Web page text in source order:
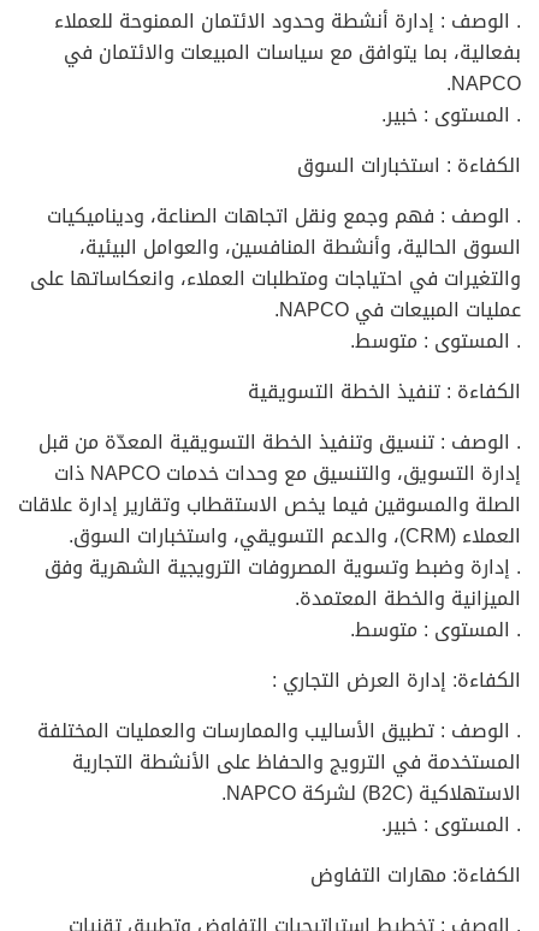
. الوصف : إدارة أنشطة وحدود الائتمان الممنوحة للعملاء
بفعالية، بما يتوافق مع سياسات المبيعات والائتمان في
NAPCO.
. المستوى : خبير.
الكفاءة : استخبارات السوق
. الوصف : فهم وجمع ونقل اتجاهات الصناعة، وديناميكيات
السوق الحالية، وأنشطة المنافسين، والعوامل البيئية،
والتغيرات في احتياجات ومتطلبات العملاء، وانعكاساتها على
عمليات المبيعات في NAPCO.
. المستوى : متوسط.
الكفاءة : تنفيذ الخطة التسويقية
. الوصف : تنسيق وتنفيذ الخطة التسويقية المعدّة من قبل
إدارة التسويق، والتنسيق مع وحدات خدمات NAPCO ذات
الصلة والمسوقين فيما يخص الاستقطاب وتقارير إدارة علاقات
العملاء (CRM)، والدعم التسويقي، واستخبارات السوق.
. إدارة وضبط وتسوية المصروفات الترويجية الشهرية وفق
الميزانية والخطة المعتمدة.
. المستوى : متوسط.
الكفاءة: إدارة العرض التجاري :
. الوصف : تطبيق الأساليب والممارسات والعمليات المختلفة
المستخدمة في الترويج والحفاظ على الأنشطة التجارية
الاستهلاكية (B2C) لشركة NAPCO.
. المستوى : خبير.
الكفاءة: مهارات التفاوض